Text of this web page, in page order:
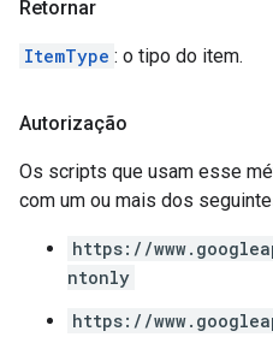
Retornar
ItemType : o tipo do item.
Autorização
Os scripts que usam esse
com um ou mais dos
https://
ntonly
https://